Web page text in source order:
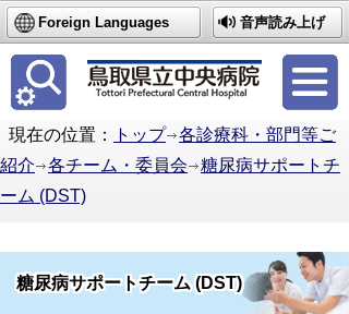
Foreign Languages 音声読み上げ
簡体中文
繁体中文
한국어
現在の位置：
トップ
各診療科・部門等ご
紹介
各チーム・委員会
糖尿病サポートチ
ーム (DST)
糖尿病サポートチーム (DST)